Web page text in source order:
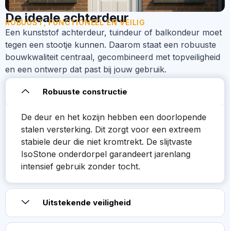
De ideale achterdeur
ROBUUST, FUNCTIONEEL EN VEILIG
Een kunststof achterdeur, tuindeur of balkondeur moet
tegen een stootje kunnen. Daarom staat een robuuste
bouwkwaliteit centraal, gecombineerd met topveiligheid
en een ontwerp dat past bij jouw gebruik.
Robuuste constructie
De deur en het kozijn hebben een doorlopende
stalen versterking. Dit zorgt voor een extreem
stabiele deur die niet kromtrekt. De slijtvaste
IsoStone onderdorpel garandeert jarenlang
intensief gebruik zonder tocht.
Uitstekende veiligheid